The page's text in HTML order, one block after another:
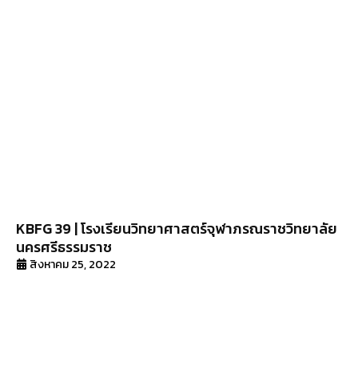
KBFG 39 | โรงเรียนวิทยาศาสตร์จุฬาภรณราชวิทยาลัย
นครศรีธรรมราช
สิงหาคม 25, 2022